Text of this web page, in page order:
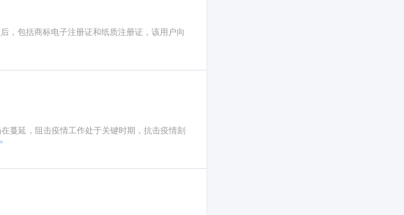
，包括商标电子注册证和纸质注册证，该用户向
蔓延，阻击疫情工作处于关键时期，抗击疫情刻